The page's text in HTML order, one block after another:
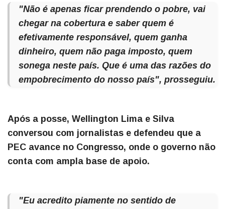
"Não é apenas ficar prendendo o pobre, vai
chegar na cobertura e saber quem é
efetivamente responsável, quem ganha
dinheiro, quem não paga imposto, quem
sonega neste país. Que é uma das razões do
empobrecimento do nosso país", prosseguiu.
Após a posse, Wellington Lima e Silva
conversou com jornalistas e defendeu que a
PEC avance no Congresso, onde o governo não
conta com ampla base de apoio.
"Eu acredito piamente no sentido de